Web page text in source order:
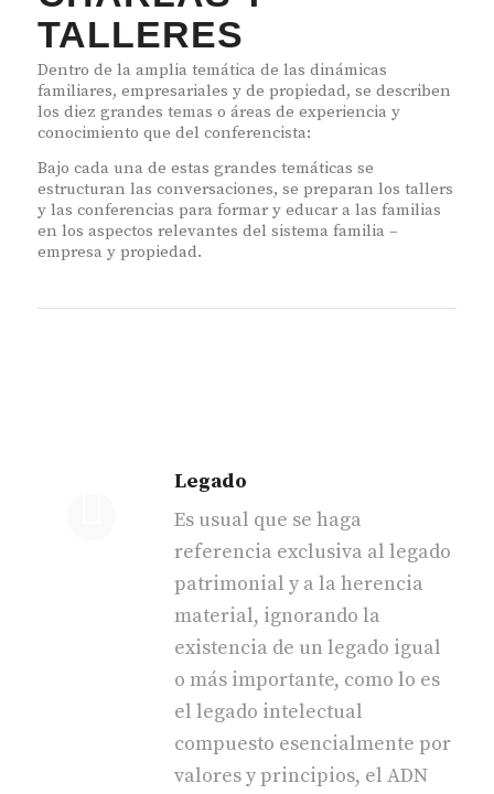
TALLERES
Dentro de la amplia temática de las dinámicas
familiares, empresariales y de propiedad, se describen
los diez grandes temas o áreas de experiencia y
conocimiento que del conferencista:
Bajo cada una de estas grandes temáticas se
estructuran las conversaciones, se preparan los tallers
y las conferencias para formar y educar a las familias
en los aspectos relevantes del sistema familia –
empresa y propiedad.
Legado
Es usual que se haga
referencia exclusiva al legado
patrimonial y a la herencia
material, ignorando la
existencia de un legado igual
o más importante, como lo es
el legado intelectual
compuesto esencialmente por
valores y principios, el ADN